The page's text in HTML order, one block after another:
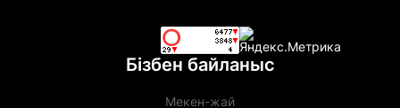
Бізбен байланыс
Мекен-жай